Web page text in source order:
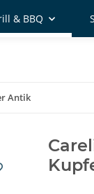
& BBQ
Antik